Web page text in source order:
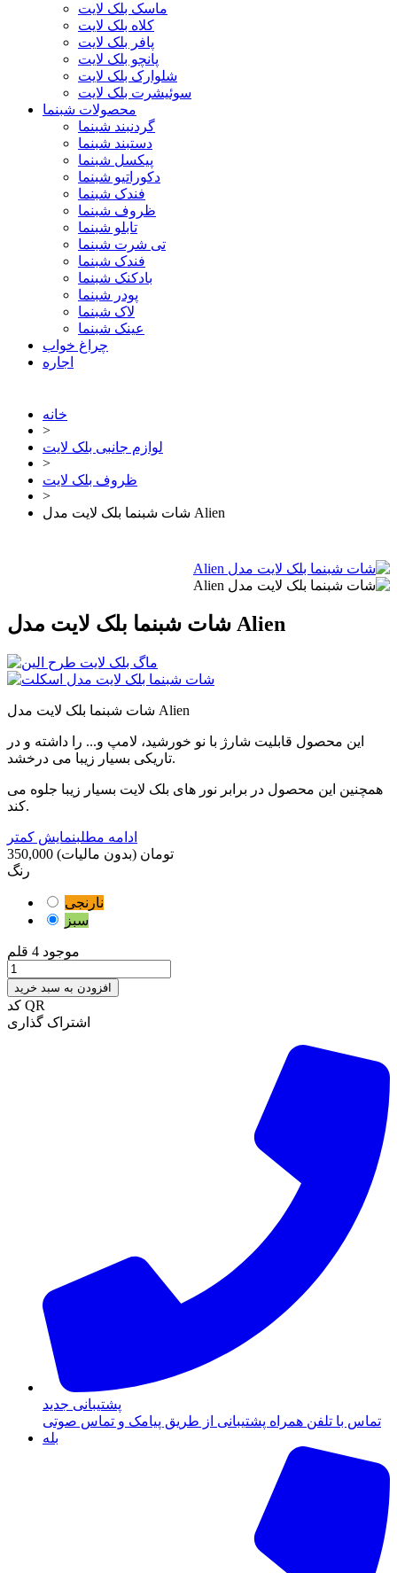
ماسک بلک لایت
کلاه بلک لایت
پافر بلک لایت
پانچو بلک لایت
شلوارک بلک لایت
سوئیشرت بلک لایت
محصولات شبنما
گردنبند شبنما
دستبند شبنما
پیکسل شبنما
دکوراتیو شبنما
فندک شبنما
ظروف شبنما
تابلو شبنما
تی شرت شبنما
فندک شبنما
بادکنک شبنما
پودر شبنما
لاک شبنما
عینک شبنما
چراغ خواب
اجاره
خانه
>
لوازم جانبی بلک لایت
>
ظروف بلک لایت
>
شات شبنما بلک لایت مدل Alien
شات شبنما بلک لایت مدل Alien
شات شبنما بلک لایت مدل Alien
این محصول قابلیت شارژ با نو خورشید، لامپ و... را داشته و در
تاریکی بسیار زیبا می درخشد.
همچنین این محصول در برابر نور های بلک لایت بسیار زیبا جلوه می
کند.
ادامه مطلبنمایش کمتر
350,000 تومان (بدون مالیات)
رنگ
نارنجی
سبز
موجود 4 قلم
افزودن به سبد خرید
کد QR
اشتراک گذاری
پشتیبانی جدید
تماس با تلفن همراه پشتیبانی از طریق پیامک و تماس صوتی
بله